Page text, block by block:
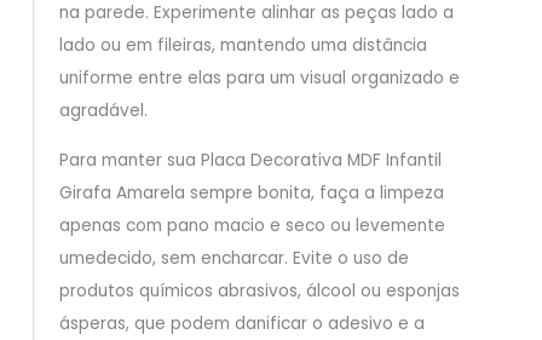
na parede. Experimente alinhar as peças lado a
lado ou em fileiras, mantendo uma distância
uniforme entre elas para um visual organizado e
agradável.
Para manter sua Placa Decorativa MDF Infantil
Girafa Amarela sempre bonita, faça a limpeza
apenas com pano macio e seco ou levemente
umedecido, sem encharcar. Evite o uso de
produtos químicos abrasivos, álcool ou esponjas
ásperas, que podem danificar o adesivo e a